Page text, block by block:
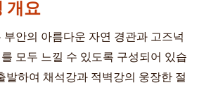
개요
부안의 아름다운 자연 경관과 고즈넉
모두 느낄 수 있도록 구성되어 있습
발하여 채석강과 적벽강의 웅장한 절